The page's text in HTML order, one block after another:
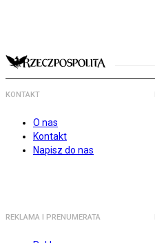
KONTAKT
O nas
Kontakt
Napisz do nas
REKLAMA I PRENUMERATA